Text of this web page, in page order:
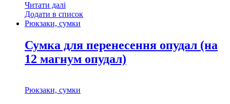
Читати далі
Додати в список
Рюкзаки, сумки
Сумка для перенесення опудал (на
12 магнум опудал)
Рюкзаки, сумки